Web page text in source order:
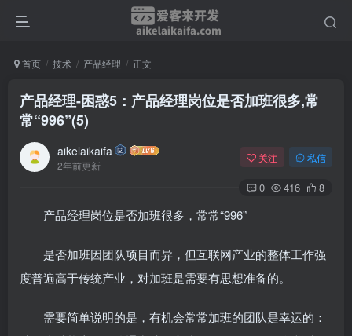
首页 技术 产品经理 正文
产品经理-困惑5：产品经理岗位是否加班很多,常
常“996”(5)
aikelaikaifa
2年前更新
关注 私信
0 416 8
产品经理岗位是否加班很多，常常“996”
是否加班因团队项目而异，但互联网产业的整体工作强
度普遍高于传统产业，对加班是需要有思想准备的。
需要简单说明的是，有机会常常加班的团队是幸运的：